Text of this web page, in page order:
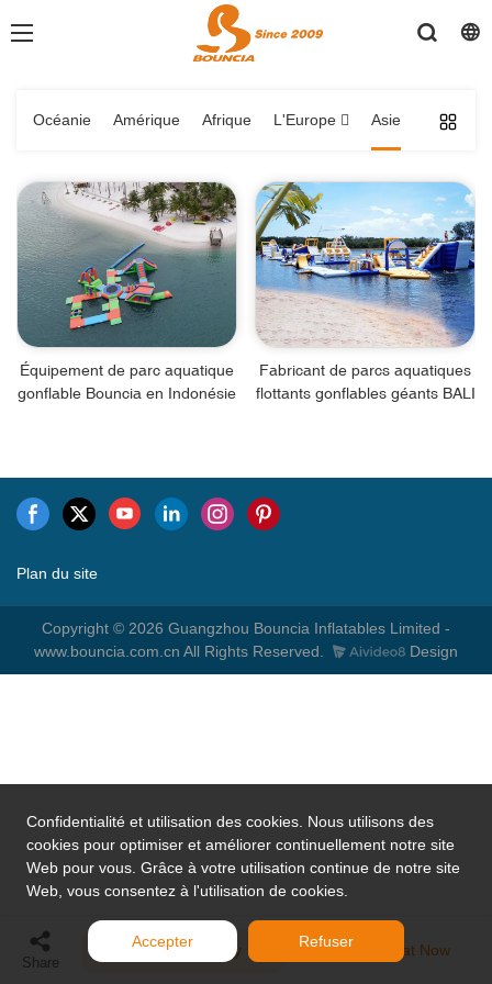
Océanie Amérique Afrique L'Europe  Asie
Équipement de parc aquatique
gonflable Bouncia en Indonésie
Fabricant de parcs aquatiques
flottants gonflables géants BALI
Plan du site
Copyright © 2026 Guangzhou Bouncia Inflatables Limited -
www.bouncia.com.cn All Rights Reserved.
Design
Share
Send Inquiry Chat Now
Confidentialité et utilisation des cookies. Nous utilisons des
cookies pour optimiser et améliorer continuellement notre site
Web pour vous. Grâce à votre utilisation continue de notre site
Web, vous consentez à l'utilisation de cookies.
Accepter Refuser